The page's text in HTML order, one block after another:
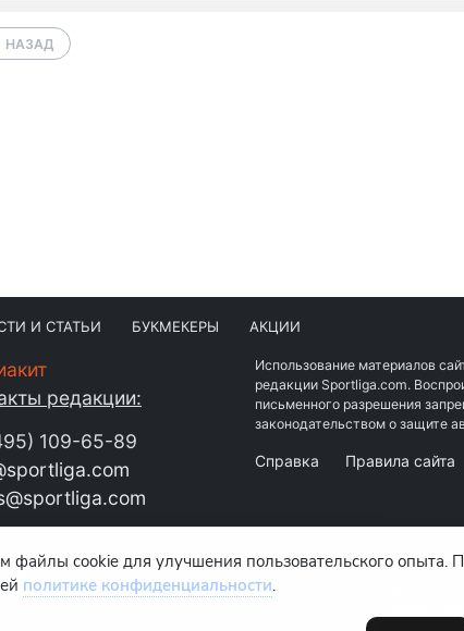
НАЗАД
И СТАТЬИ БУКМЕКЕРЫ АКЦИИ
редакции:
109-65-89
Использование материалов
редакции Sportliga.com.
письменного разрешения
законодательством о защите
Справка Правила сайта
Средство массовой
издание "www.sportliga.com"
по надзору в сфере связи,
файлы cookie для улучшения пользовательского опыта.
политике конфиденциальности.